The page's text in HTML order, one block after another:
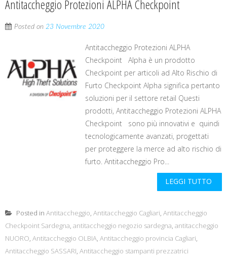
Antitaccheggio Protezioni ALPHA Checkpoint
Posted on 23 Novembre 2020
Antitaccheggio Protezioni ALPHA
Checkpoint Alpha è un prodotto
Checkpoint per articoli ad Alto Rischio di
Furto Checkpoint Alpha significa pertanto
soluzioni per il settore retail Questi
prodotti, Antitaccheggio Protezioni ALPHA
Checkpoint sono più innovativi e quindi
tecnologicamente avanzati, progettati
per proteggere la merce ad alto rischio di
furto. Antitaccheggio Pro...
LEGGI TUTTO
Posted in Antitaccheggio, Antitaccheggio Cagliari, Antitaccheggio
Checkpoint Sardegna, antitaccheggio negozio sardegna, antitaccheggio
NUORO, Antitaccheggio OLBIA, Antitaccheggio provincia Cagliari,
Antitaccheggio SASSARI, Antitaccheggio stampanti prezzatrici